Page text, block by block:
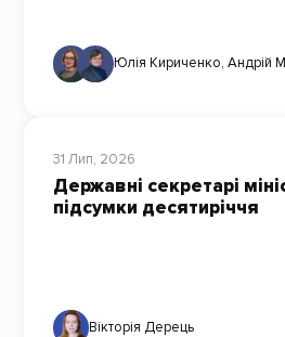
Юлія Кириченко, Андрій
31 Лип, 2026
Державні секретарі
підсумки десятиріччя
Вікторія Дерець